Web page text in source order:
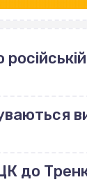
до